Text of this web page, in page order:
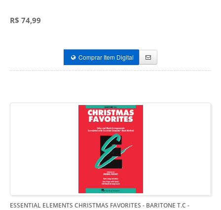
R$ 74,99
Comprar Item Digital
ESSENTIAL ELEMENTS CHRISTMAS FAVORITES - BARITONE T.C -